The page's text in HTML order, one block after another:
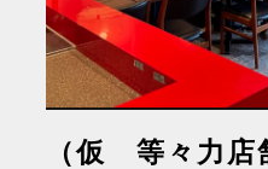
（仮 等々力店